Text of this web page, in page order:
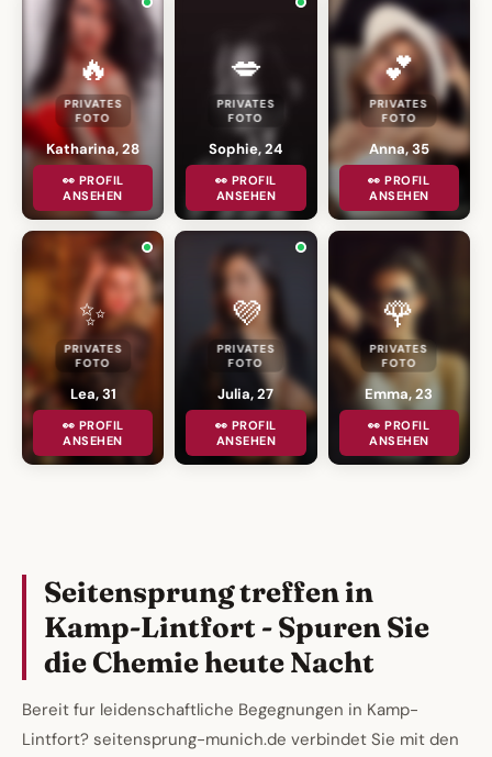
🔥
PRIVATES
FOTO
Katharina, 28
👀 PROFIL
ANSEHEN
💋
PRIVATES
FOTO
Sophie, 24
👀 PROFIL
ANSEHEN
💕
PRIVATES
FOTO
Anna, 35
👀 PROFIL
ANSEHEN
✨
PRIVATES
FOTO
Lea, 31
👀 PROFIL
ANSEHEN
💜
PRIVATES
FOTO
Julia, 27
👀 PROFIL
ANSEHEN
🌹
PRIVATES
FOTO
Emma, 23
👀 PROFIL
ANSEHEN
Seitensprung treffen in
Kamp-Lintfort - Spuren Sie
die Chemie heute Nacht
Bereit fur leidenschaftliche Begegnungen in Kamp-
Lintfort? seitensprung-munich.de verbindet Sie mit den